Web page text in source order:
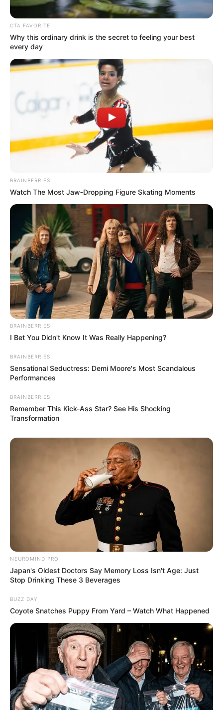
CTA FAVORITE
Why this ordinary drink is the secret to feeling your best
every day
BRAINBERRIES
Watch The Most Jaw‑Dropping Figure Skating Moments
BRAINBERRIES
I Bet You Didn't Know It Was Really Happening?
BRAINBERRIES
Sensational Seductress: Demi Moore's Most Scandalous
Performances
BRAINBERRIES
Remember This Kick-Ass Star? See His Shocking
Transformation
NEUROMIND PRO
Japan's Oldest Doctors Say Memory Loss Isn't Age: Just
Stop Drinking These 3 Beverages
BUZZ DAY
Coyote Snatches Puppy From Yard – Watch What Happened